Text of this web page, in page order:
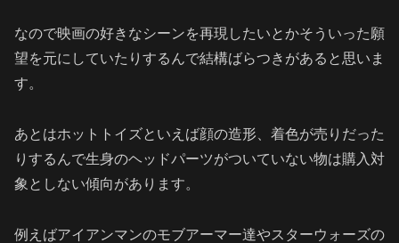
なので映画の好きなシーンを再現したいとかそういった願
望を元にしていたりするんで結構ばらつきがあると思いま
す。
あとはホットトイズといえば顔の造形、着色が売りだった
りするんで生身のヘッドパーツがついていない物は購入対
象としない傾向があります。
例えばアイアンマンのモブアーマー達やスターウォーズの